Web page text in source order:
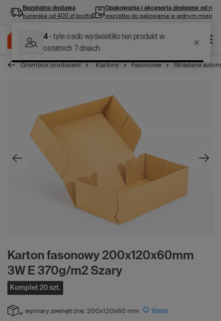
Bezpłatna dostawa
kurierska od 400 zł brutto
Opakowania i akcesoria dostępne od ręki
wszystko do pakowania w jednym miejscu
Grembox producent Kartony Fasonowe Składane
Karton fasonowy 200x120x60mm
3W E 370g/m2 Szary
Komplet 20 szt.
wymiary zewnętrzne: 200x120x60 mm Więcej